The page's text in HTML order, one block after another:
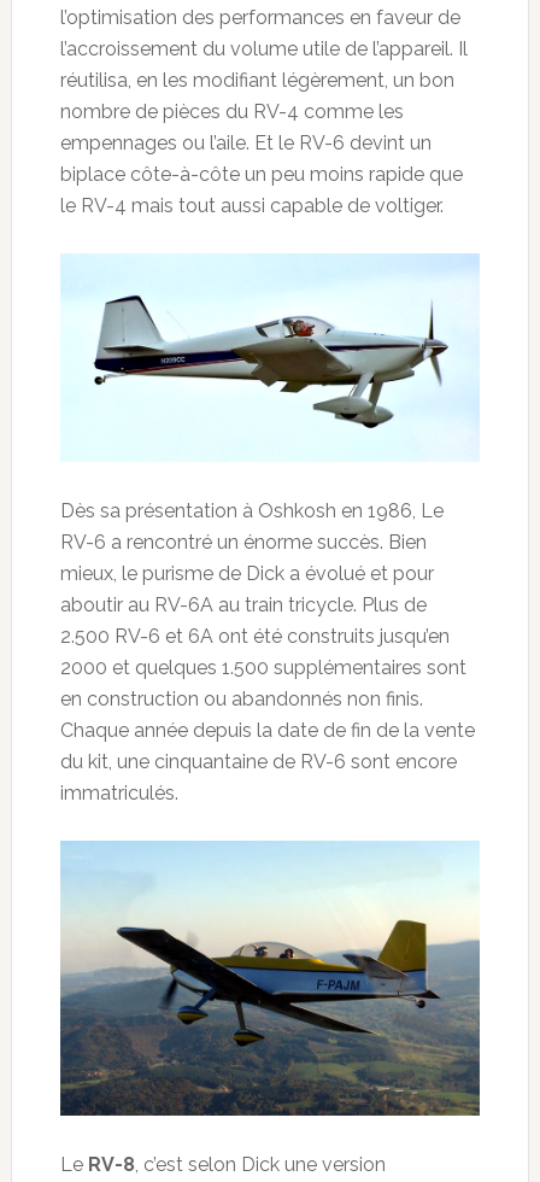
l’optimisation des performances en faveur de
l’accroissement du volume utile de l’appareil. Il
réutilisa, en les modifiant légèrement, un bon
nombre de pièces du RV-4 comme les
empennages ou l’aile. Et le RV-6 devint un
biplace côte-à-côte un peu moins rapide que
le RV-4 mais tout aussi capable de voltiger.
Dès sa présentation à Oshkosh en 1986, Le
RV-6 a rencontré un énorme succès. Bien
mieux, le purisme de Dick a évolué et pour
aboutir au RV-6A au train tricycle. Plus de
2.500 RV-6 et 6A ont été construits jusqu’en
2000 et quelques 1.500 supplémentaires sont
en construction ou abandonnés non finis.
Chaque année depuis la date de fin de la vente
du kit, une cinquantaine de RV-6 sont encore
immatriculés.
Le RV-8, c’est selon Dick une version